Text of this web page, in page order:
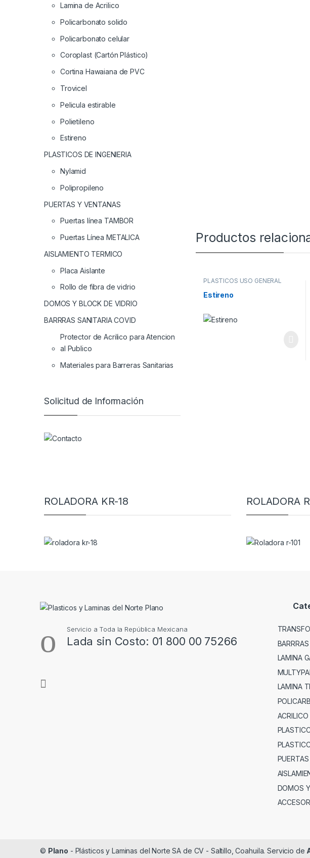
Productos
PLASTICOS USO GENERAL
Estireno
Lamina de Acrilico
Policarbonato solido
Policarbonato celular
Coroplast (Cartón Plástico)
Cortina Hawaiana de PVC
Trovicel
Pelicula estirable
Polietileno
Estireno
PLASTICOS DE INGENIERIA
Nylamid
Polipropileno
PUERTAS Y VENTANAS
Puertas línea TAMBOR
Puertas Línea METALICA
AISLAMIENTO TERMICO
Placa Aislante
Rollo de fibra de vidrio
DOMOS Y BLOCK DE VIDRIO
BARRRAS SANITARIA COVID
Protector de Acrilico para Atencion
al Publico
Materiales para Barreras Sanitarias
Solicitud de Información
ROLADORA KR-18 ROLADORA
Servicio a Toda la República Mexicana
Lada sin Costo: 01 800 00 75266
LAMINA
LAMINA
DOMOS
© Plano - Plásticos y Laminas del Norte SA de CV - Saltillo, Coahuila. Servicio de